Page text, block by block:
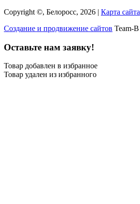
Copyright ©, Белоросс, 2026 | Карта сайта
Создание и продвижение сайтов Team-B
Оставьте нам заявку!
Товар добавлен в избранное
Товар удален из избранного